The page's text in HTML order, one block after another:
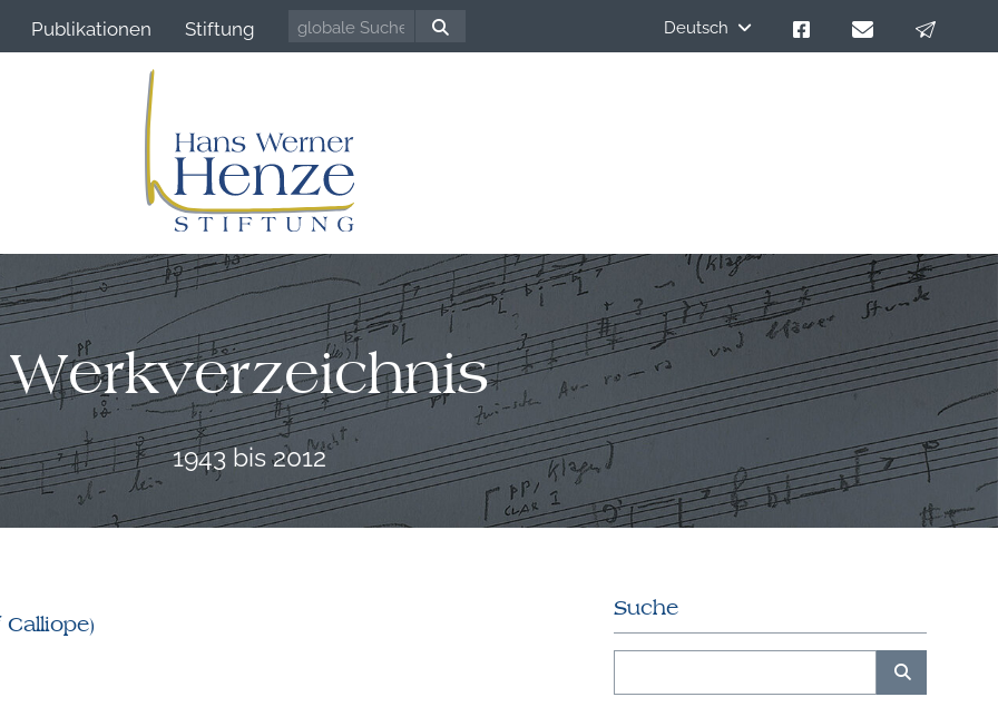
Publikationen Stiftung Deutsch
Werkverzeichnis
1943 bis 2012
Suche